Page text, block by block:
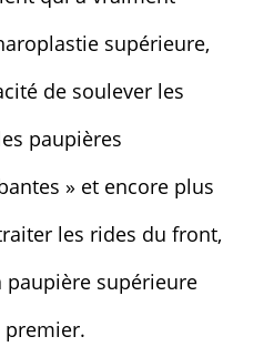
supérieure,
de soulever les
paupières
» et encore plus
les rides du front,
paupière supérieure